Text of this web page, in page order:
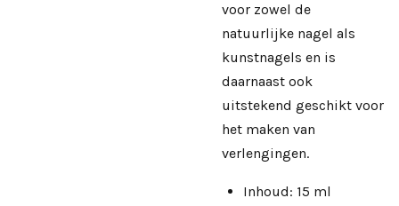
voor zowel de
natuurlijke nagel als
kunstnagels en is
daarnaast ook
uitstekend geschikt voor
het maken van
verlengingen.
Inhoud: 15 ml